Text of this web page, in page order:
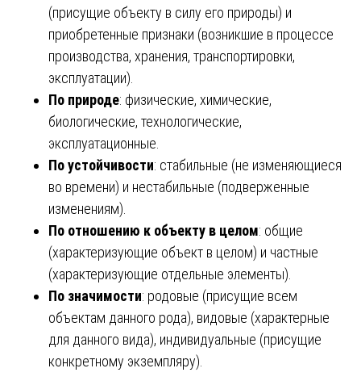
(присущие объекту в силу его природы) и
приобретенные признаки (возникшие в процессе
производства, хранения, транспортировки,
эксплуатации).
По природе: физические, химические,
биологические, технологические,
эксплуатационные.
По устойчивости: стабильные (не изменяющиеся
во времени) и нестабильные (подверженные
изменениям).
По отношению к объекту в целом: общие
(характеризующие объект в целом) и частные
(характеризующие отдельные элементы).
По значимости: родовые (присущие всем
объектам данного рода), видовые (характерные
для данного вида), индивидуальные (присущие
конкретному экземпляру).